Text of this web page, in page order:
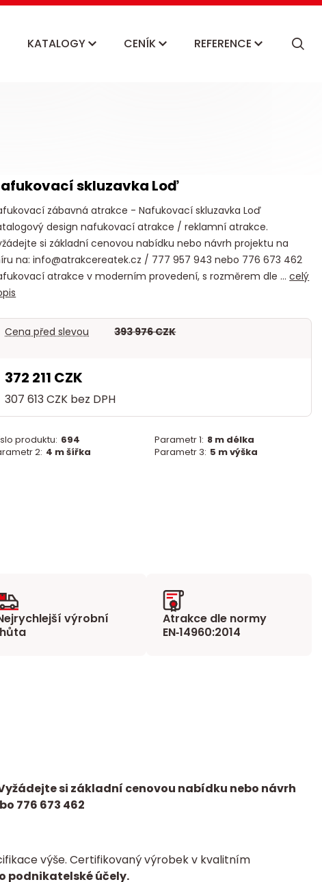
KATALOGY CENÍK REFERENCE
skluzavka Loď
zábavná atrakce - Nafukovací skluzavka Loď
design nafukovací atrakce / reklamní atrakce.
si základní cenovou nabídku nebo návrh projektu na
na: info@atrakcereatek.cz / 777 957 943 nebo 776 673 462
atrakce v moderním provedení, s rozměrem dle ...celý
Cena před slevou 393 976 CZK
372 211 CZK
307 613 CZK bez DPH
produktu: 694 Parametr 1: 8 m délka
2: 4 m šířka Parametr 3: 5 m výška
výrobní
Atrakce dle normy
EN‑14960:2014
si základní cenovou nabídku nebo návrh
776 673 462
výše. Certifikovaný výrobek v kvalitním
podnikatelské účely.